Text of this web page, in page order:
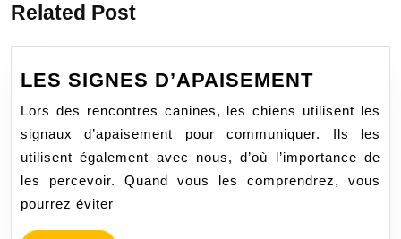
Related Post
LES SIGNES D’APAISEMENTLES
SIGNES
Lors des rencontres canines, les chiens utilisent les
signaux d’apaisement pour communiquer. Ils les
utilisent également avec nous, d’où l’importance de
les percevoir. Quand vous les comprendrez, vous
pourrez éviter